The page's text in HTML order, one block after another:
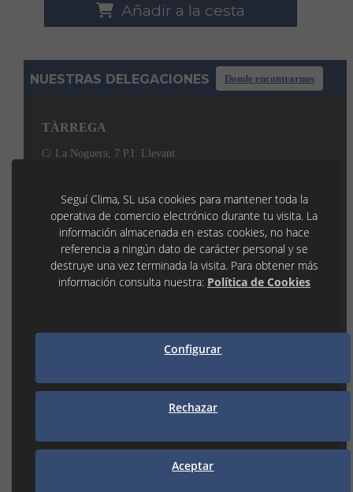
Añadir a la cesta
NUESTRAS DELEGACIONES Donde encontrarnos
TÀRREGA
C/ La Noguera, 7 P.I. Llevant
De 07:30H a 19:00H
LLEIDA
P.I. Les Canals 1
25190 LLEIDA (Lleida)
973 21 35 55
MANRESA
938 74 82 42
Av. De la Independència, 32
43850 CAMBRILS (Tarragona)
Seguí Clima, SL usa cookies para mantener toda la
operativa de comercio electrónico durante tu visita. La
información almacenada en estas cookies, no hace
referencia a ningún dato de carácter personal y se
destruye una vez terminada la visita. Para obtener más
información consulta nuestra: Política de Cookies
Configurar
Rechazar
Aceptar